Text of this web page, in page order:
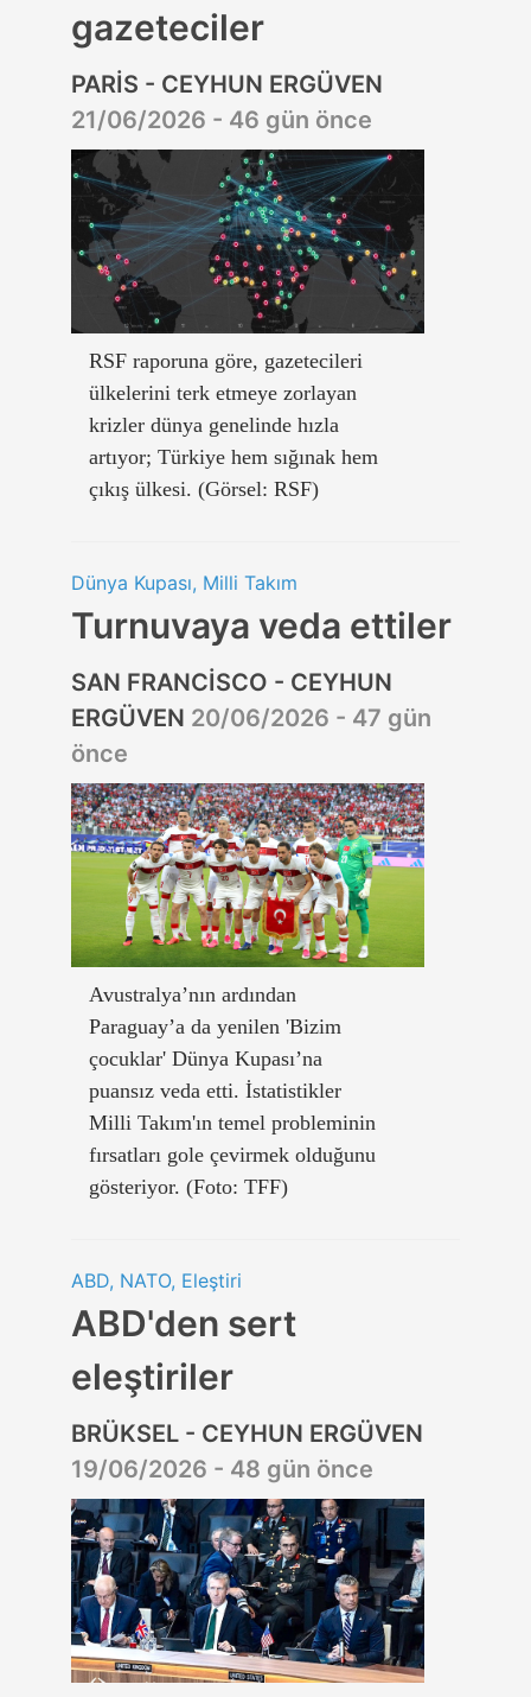
gazeteciler
PARİS - CEYHUN ERGÜVEN
21/06/2026 - 46 gün önce
RSF raporuna göre, gazetecileri
ülkelerini terk etmeye zorlayan
krizler dünya genelinde hızla
artıyor; Türkiye hem sığınak hem
çıkış ülkesi. (Görsel: RSF)
Dünya Kupası, Milli Takım
Turnuvaya veda ettiler
SAN FRANCİSCO - CEYHUN
ERGÜVEN 20/06/2026 - 47 gün
önce
Avustralya’nın ardından
Paraguay’a da yenilen 'Bizim
çocuklar' Dünya Kupası’na
puansız veda etti. İstatistikler
Milli Takım'ın temel probleminin
fırsatları gole çevirmek olduğunu
gösteriyor. (Foto: TFF)
ABD, NATO, Eleştiri
ABD'den sert
eleştiriler
BRÜKSEL - CEYHUN ERGÜVEN
19/06/2026 - 48 gün önce